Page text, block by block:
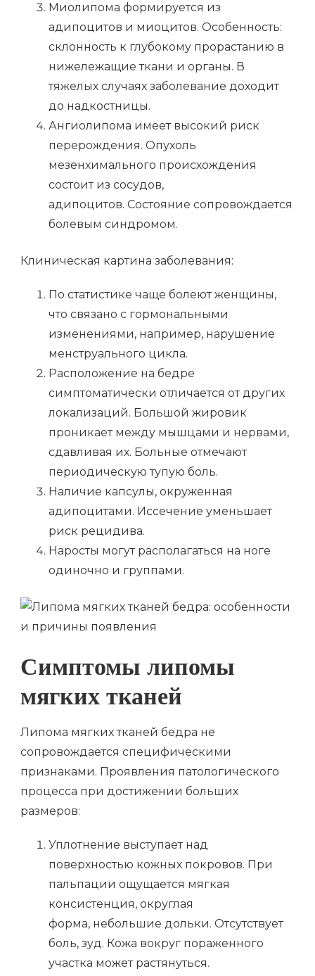
Миолипома формируется из
адипоцитов и миоцитов. Особенность:
склонность к глубокому прорастанию в
нижележащие ткани и органы. В
тяжелых случаях заболевание доходит
до надкостницы.
Ангиолипома имеет высокий риск
перерождения. Опухоль
мезенхимального происхождения
состоит из сосудов,
адипоцитов. Состояние сопровождается
болевым синдромом.
Клиническая картина заболевания:
По статистике чаще болеют женщины,
что связано с гормональными
изменениями, например, нарушение
менструального цикла.
Расположение на бедре
симптоматически отличается от других
локализаций. Большой жировик
проникает между мышцами и нервами,
сдавливая их. Больные отмечают
периодическую тупую боль.
Наличие капсулы, окруженная
адипоцитами. Иссечение уменьшает
риск рецидива.
Наросты могут располагаться на ноге
одиночно и группами.
Симптомы липомы
мягких тканей
Липома мягких тканей бедра не
сопровождается специфическими
признаками. Проявления патологического
процесса при достижении больших
размеров:
Уплотнение выступает над
поверхностью кожных покровов. При
пальпации ощущается мягкая
консистенция, округлая
форма, небольшие дольки. Отсутствует
боль, зуд. Кожа вокруг пораженного
участка может растянуться.